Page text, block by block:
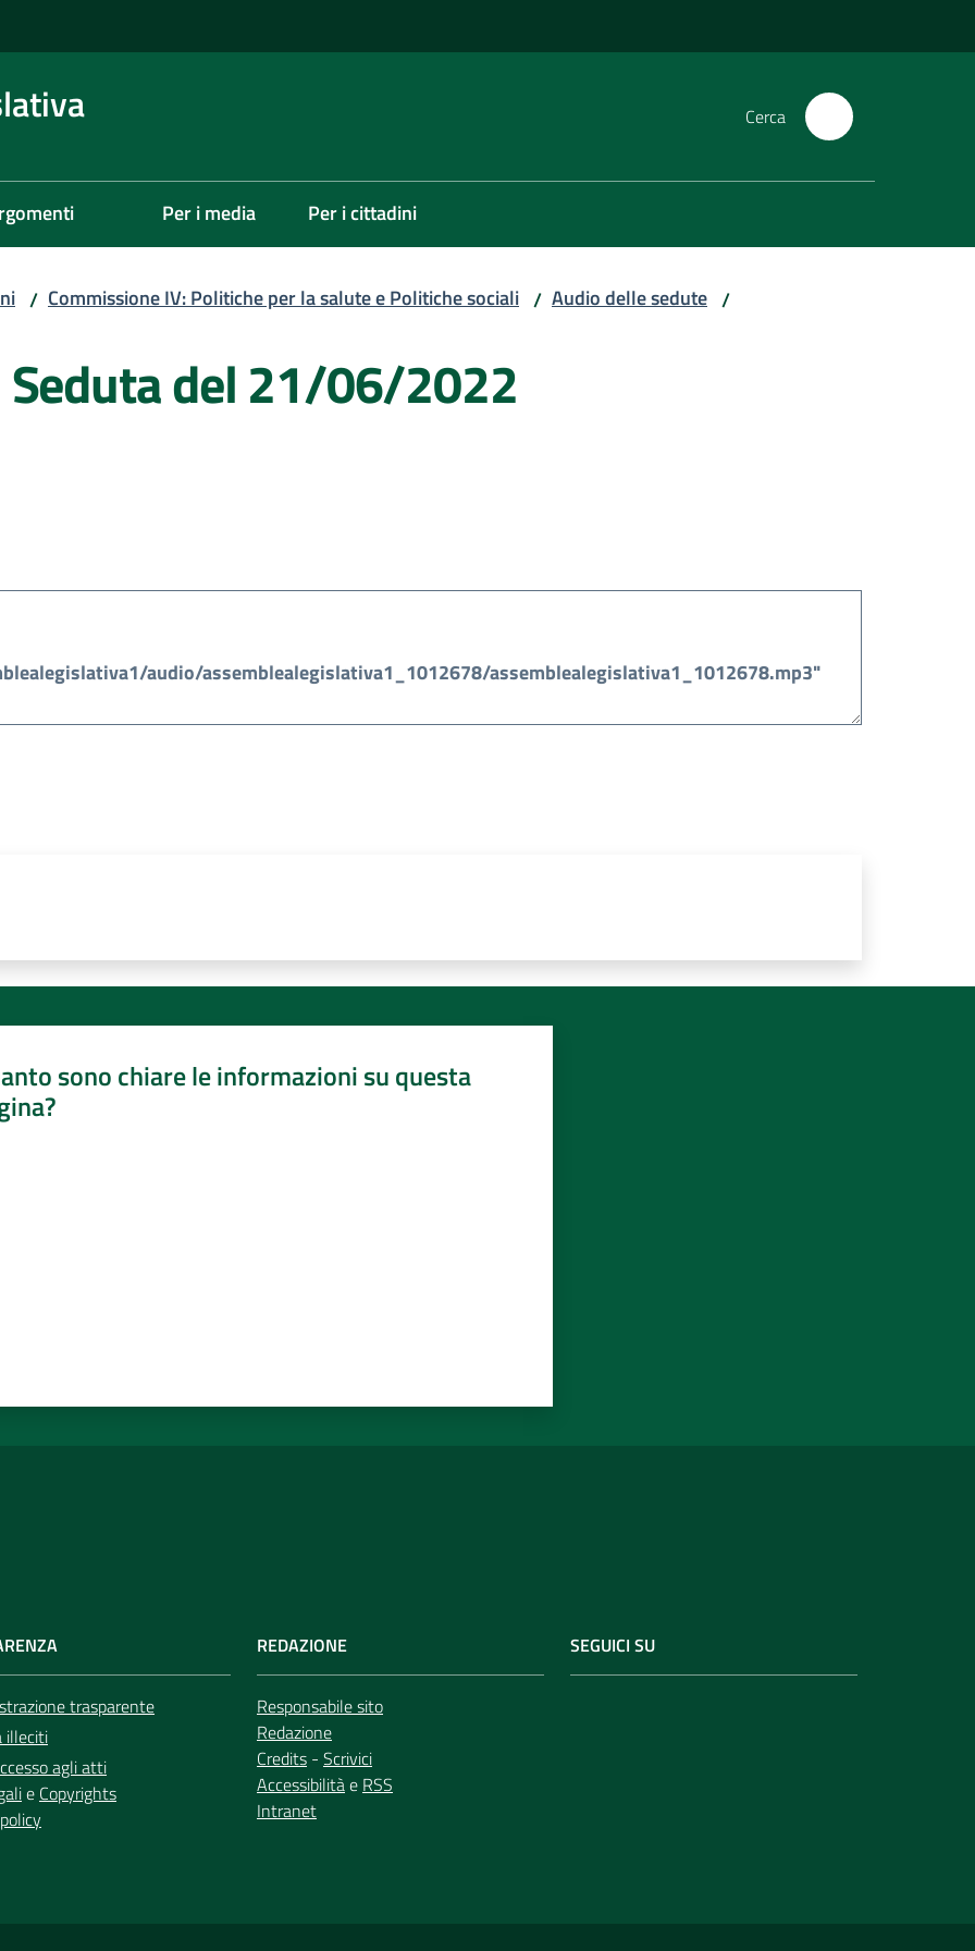
Cerca
Per i media Per i cittadini
/ Commissione IV: Politiche per la salute e Politiche sociali / Audio delle sedute /
Seduta del 21/06/2022
sono chiare le informazioni su questa
trasparente
illeciti
agli atti
e Copyrights
REDAZIONE
Responsabile sito
Redazione
Credits - Scrivici
Accessibilitàe RSS
Intranet
SEGUICI SU